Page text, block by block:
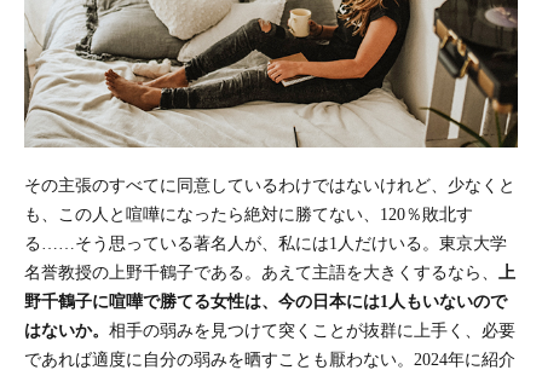
その主張のすべてに同意しているわけではないけれど、少なくと
も、この人と喧嘩になったら絶対に勝てない、120％敗北す
る……そう思っている著名人が、私には1人だけいる。東京大学
名誉教授の上野千鶴子である。あえて主語を大きくするなら、
上
野千鶴子に喧嘩で勝てる女性は、今の日本には1人もいないので
はないか。 相手の弱みを見つけて突くことが抜群に上手く、必要
であれば適度に自分の弱みを晒すことも厭わない。2024年に紹介